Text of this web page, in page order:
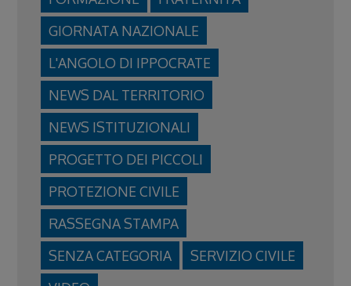
GIORNATA NAZIONALE
L'ANGOLO DI IPPOCRATE
NEWS DAL TERRITORIO
NEWS ISTITUZIONALI
PROGETTO DEI PICCOLI
PROTEZIONE CIVILE
RASSEGNA STAMPA
SENZA CATEGORIA
SERVIZIO CIVILE